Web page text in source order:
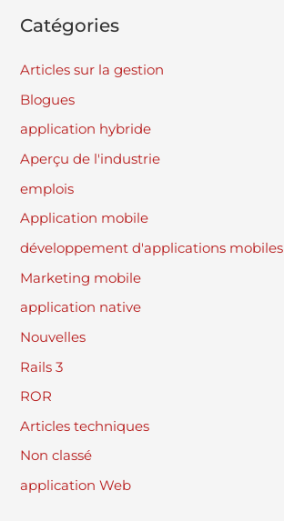
Catégories
Articles sur la gestion
Blogues
application hybride
Aperçu de l'industrie
emplois
Application mobile
développement d'applications mobiles
Marketing mobile
application native
Nouvelles
Rails 3
ROR
Articles techniques
Non classé
application Web